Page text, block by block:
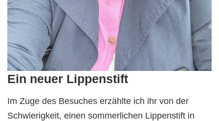
Ein neuer Lippenstift
Im Zuge des Besuches erzählte ich ihr von der
Schwierigkeit, einen sommerlichen Lippenstift in